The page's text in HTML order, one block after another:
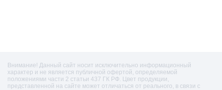
Внимание! Данный сайт носит исключительно информационный
характер и не является публичной офертой, определяемой
положениями части 2 статьи 437 ГК РФ. Цвет продукции,
представленной на сайте может отличаться от реального, в связи с